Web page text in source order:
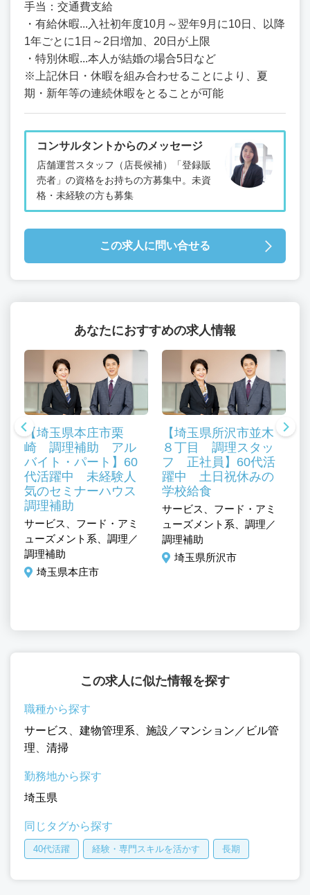
手当：交通費支給
・有給休暇...入社初年度10月～翌年9月に10日、以降
1年ごとに1日～2日増加、20日が上限
・特別休暇...本人が結婚の場合5日など
※上記休日・休暇を組み合わせることにより、夏
期・新年等の連続休暇をとることが可能
コンサルタントからのメッセージ
店舗運営スタッフ（店長候補）「登録販
売者」の資格をお持ちの方募集中。未資
格・未経験の方も募集
この求人に問い合せる
あなたにおすすめの求人情報
【埼玉県本庄市栗
崎 調理補助 アル
バイト・パート】60
代活躍中 未経験人
気のセミナーハウス
調理補助
サービス、フード・アミ
ューズメント系、調理／
調理補助
埼玉県本庄市
【埼玉県所沢市並木
８丁目 調理スタッ
フ 正社員】60代活
躍中 土日祝休みの
学校給食
サービス、フード・アミ
ューズメント系、調理／
調理補助
埼玉県所沢市
この求人に似た情報を探す
職種から探す
サービス 、 建物管理系、 施設／マンション／ビル管
理、 清掃
勤務地から探す
埼玉県
同じタグから探す
40代活躍 経験・専門スキルを活かす 長期